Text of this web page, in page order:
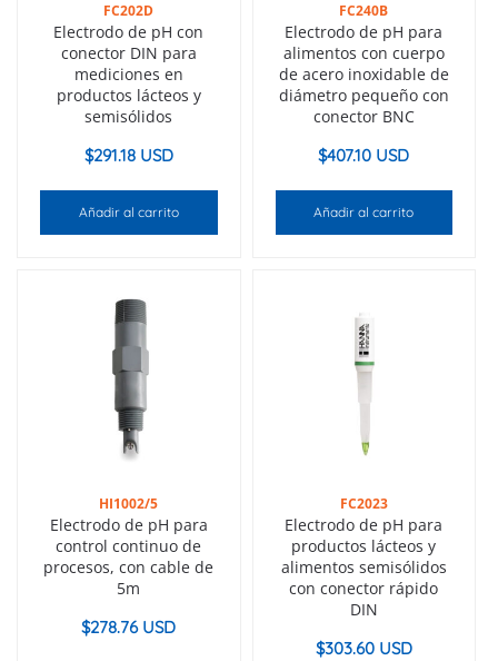
FC202D
Electrodo de pH con
conector DIN para
mediciones en
productos lácteos y
semisólidos
$291.18 USD
Añadir al carrito
FC240B
Electrodo de pH para
alimentos con cuerpo
de acero inoxidable de
diámetro pequeño con
conector BNC
$407.10 USD
Añadir al carrito
HI1002/5
Electrodo de pH para
control continuo de
procesos, con cable de
5m
$278.76 USD
FC2023
Electrodo de pH para
productos lácteos y
alimentos semisólidos
con conector rápido
DIN
$303.60 USD